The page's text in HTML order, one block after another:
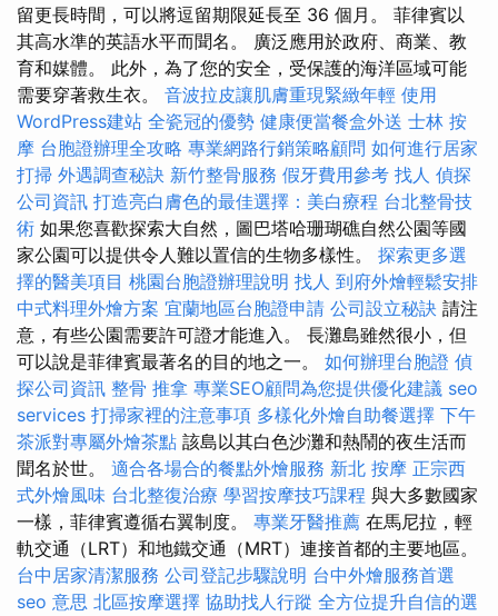
留更長時間，可以將逗留期限延長至 36 個月。 菲律賓以
其高水準的英語水平而聞名。 廣泛應用於政府、商業、教
育和媒體。 此外，為了您的安全，受保護的海洋區域可能
需要穿著救生衣。 音波拉皮讓肌膚重現緊緻年輕 使用
WordPress建站 全瓷冠的優勢 健康便當餐盒外送 士林 按
摩 台胞證辦理全攻略 專業網路行銷策略顧問 如何進行居家
打掃 外遇調查秘訣 新竹整骨服務 假牙費用參考 找人 偵探
公司資訊 打造亮白膚色的最佳選擇：美白療程 台北整骨技
術 如果您喜歡探索大自然，圖巴塔哈珊瑚礁自然公園等國
家公園可以提供令人難以置信的生物多樣性。 探索更多選
擇的醫美項目 桃園台胞證辦理說明 找人 到府外燴輕鬆安排
中式料理外燴方案 宜蘭地區台胞證申請 公司設立秘訣 請注
意，有些公園需要許可證才能進入。 長灘島雖然很小，但
可以說是菲律賓最著名的目的地之一。 如何辦理台胞證 偵
探公司資訊 整骨 推拿 專業SEO顧問為您提供優化建議 seo
services 打掃家裡的注意事項 多樣化外燴自助餐選擇 下午
茶派對專屬外燴茶點 該島以其白色沙灘和熱鬧的夜生活而
聞名於世。 適合各場合的餐點外燴服務 新北 按摩 正宗西
式外燴風味 台北整復治療 學習按摩技巧課程 與大多數國家
一樣，菲律賓遵循右翼制度。 專業牙醫推薦 在馬尼拉，輕
軌交通（LRT）和地鐵交通（MRT）連接首都的主要地區。
台中居家清潔服務 公司登記步驟說明 台中外燴服務首選
seo 意思 北區按摩選擇 協助找人行蹤 全方位提升自信的選